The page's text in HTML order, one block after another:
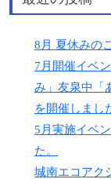
8月 夏休みの
7月開催イベ
み」友泉中「
を開催しまし
5月実施イベ
た。
城南エコアク